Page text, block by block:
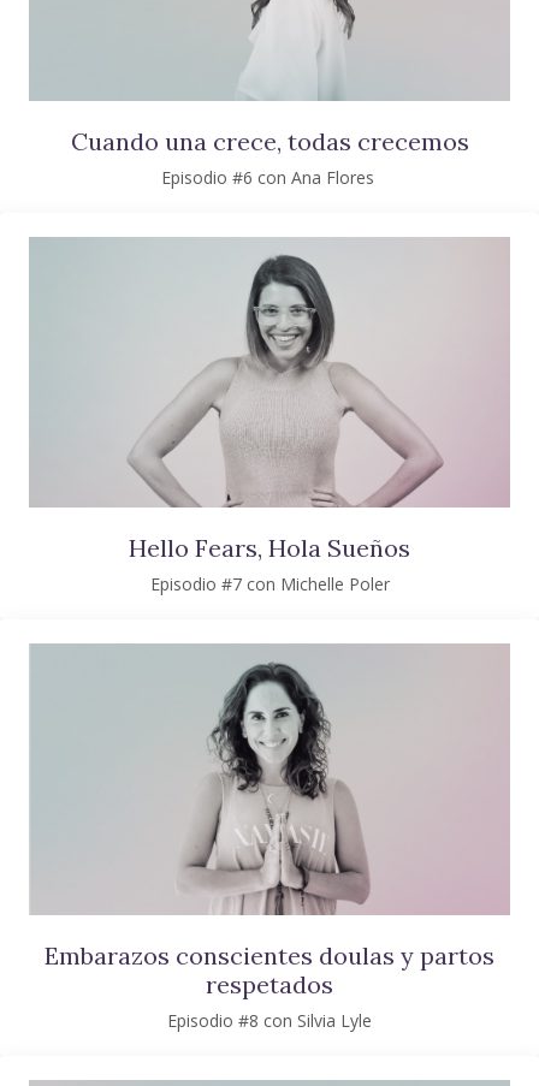
Cuando una crece, todas crecemos
Episodio #6 con Ana Flores
Hello Fears, Hola Sueños
Episodio #7 con Michelle Poler
Embarazos conscientes doulas y partos
respetados
Episodio #8 con Silvia Lyle